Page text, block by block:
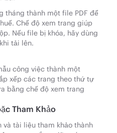
tháng thành một file PDF để
Chế độ xem trang giúp
Nếu file bị khóa, hãy dùng
tải lên.
công việc thành một
xếp các trang theo thứ tự
bằng chế độ xem trang
Tham Khảo
tài liệu tham khảo thành